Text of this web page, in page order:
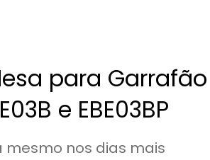
para Garrafão
EOS Mineralle EBE03B e EBE03BP
nos dias mais